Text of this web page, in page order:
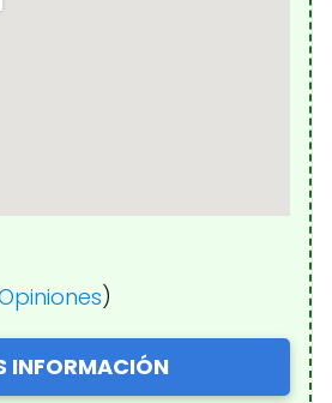
)
INFORMACIÓN